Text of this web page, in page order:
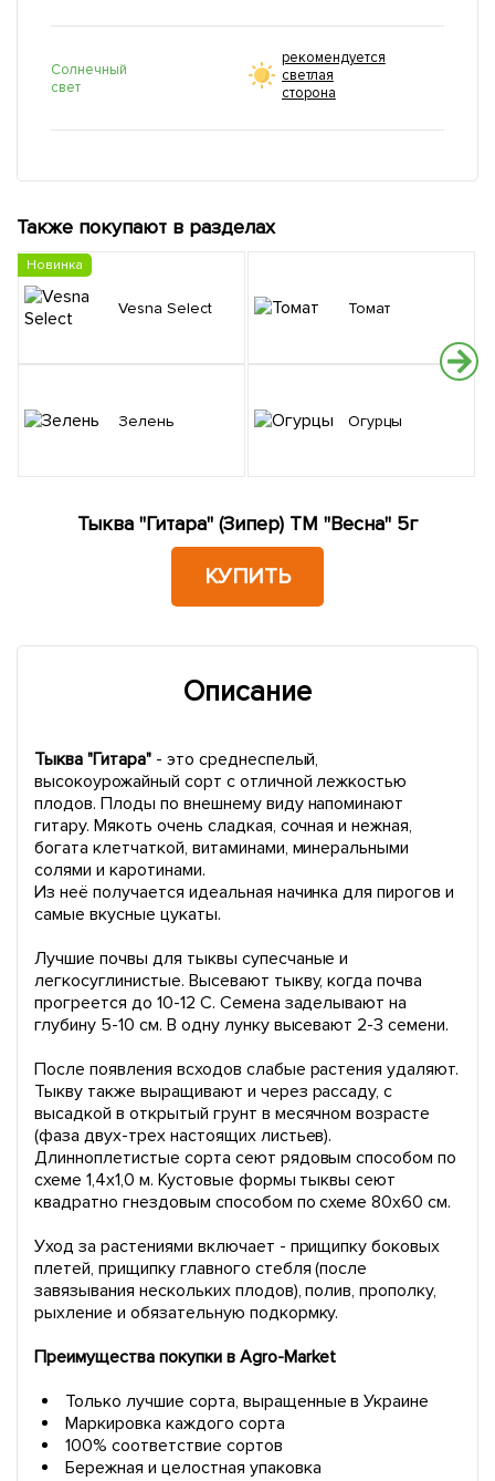
Солнечный
свет
рекомендуется
светлая
сторона
Также покупают в разделах
Новинка
Vesna Select
Зелень
Томат
Огурцы
Тыква "Гитара" (Зипер) ТМ "Весна" 5г
КУПИТЬ
Описание
Тыква "Гитара"- это среднеспелый,
высокоурожайный сорт с отличной лежкостью
плодов. Плоды по внешнему виду напоминают
гитару. Мякоть очень сладкая, сочная и нежная,
богата клетчаткой, витаминами, минеральными
солями и каротинами.
Из неё получается идеальная начинка для пирогов и
самые вкусные цукаты.
Лучшие почвы для тыквы супесчаные и
легкосуглинистые. Высевают тыкву, когда почва
прогреется до 10-12 С. Семена заделывают на
глубину 5-10 см. В одну лунку высевают 2-3 семени.
После появления всходов слабые растения удаляют.
Тыкву также выращивают и через рассаду, с
высадкой в открытый грунт в месячном возрасте
(фаза двух-трех настоящих листьев).
Длинноплетистые сорта сеют рядовым способом по
схеме 1,4х1,0 м. Кустовые формы тыквы сеют
квадратно гнездовым способом по схеме 80х60 см.
Уход за растениями включает - прищипку боковых
плетей, прищипку главного стебля (после
завязывания нескольких плодов), полив, прополку,
рыхление и обязательную подкормку.
Преимущества покупки в Agro-Market
Только лучшие сорта, выращенные в Украине
Маркировка каждого сорта
100% соответствие сортов
Бережная и целостная упаковка